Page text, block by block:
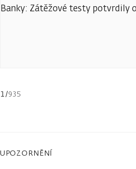
Banky: Zátěžové testy potvrdily
1/935
UPOZORNĚNÍ